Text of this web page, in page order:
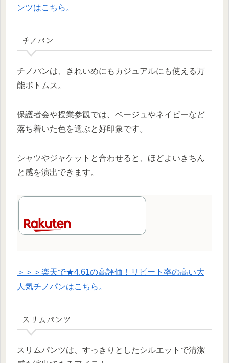
ンツはこちら。
チノパン
チノパンは、きれいめにもカジュアルにも使える万
能ボトムス。
保護者会や授業参観では、ベージュやネイビーなど
落ち着いた色を選ぶと好印象です。
シャツやジャケットと合わせると、ほどよいきちん
と感を演出できます。
＞＞＞楽天で★4.61の高評価！リピート率の高い大
人気チノパンはこちら。
スリムパンツ
スリムパンツは、すっきりとしたシルエットで清潔